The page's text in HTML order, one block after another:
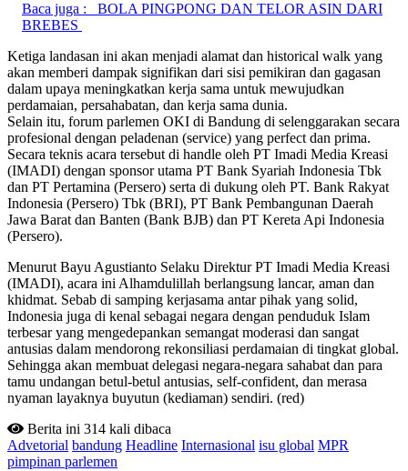
Baca juga :
BOLA PINGPONG DAN TELOR ASIN DARI
BREBES
Ketiga landasan ini akan menjadi alamat dan historical walk yang
akan memberi dampak signifikan dari sisi pemikiran dan gagasan
dalam upaya meningkatkan kerja sama untuk mewujudkan
perdamaian, persahabatan, dan kerja sama dunia.
Selain itu, forum parlemen OKI di Bandung di selenggarakan secara
profesional dengan peladenan (service) yang perfect dan prima.
Secara teknis acara tersebut di handle oleh PT Imadi Media Kreasi
(IMADI) dengan sponsor utama PT Bank Syariah Indonesia Tbk
dan PT Pertamina (Persero) serta di dukung oleh PT. Bank Rakyat
Indonesia (Persero) Tbk (BRI), PT Bank Pembangunan Daerah
Jawa Barat dan Banten (Bank BJB) dan PT Kereta Api Indonesia
(Persero).
Menurut Bayu Agustianto Selaku Direktur PT Imadi Media Kreasi
(IMADI), acara ini Alhamdulillah berlangsung lancar, aman dan
khidmat. Sebab di samping kerjasama antar pihak yang solid,
Indonesia juga di kenal sebagai negara dengan penduduk Islam
terbesar yang mengedepankan semangat moderasi dan sangat
antusias dalam mendorong rekonsiliasi perdamaian di tingkat global.
Sehingga akan membuat delegasi negara-negara sahabat dan para
tamu undangan betul-betul antusias, self-confident, dan merasa
nyaman layaknya buyutun (kediaman) sendiri. (red)
Berita ini 314 kali dibaca
Advetorial bandung Headline Internasional isu global MPR
pimpinan parlemen